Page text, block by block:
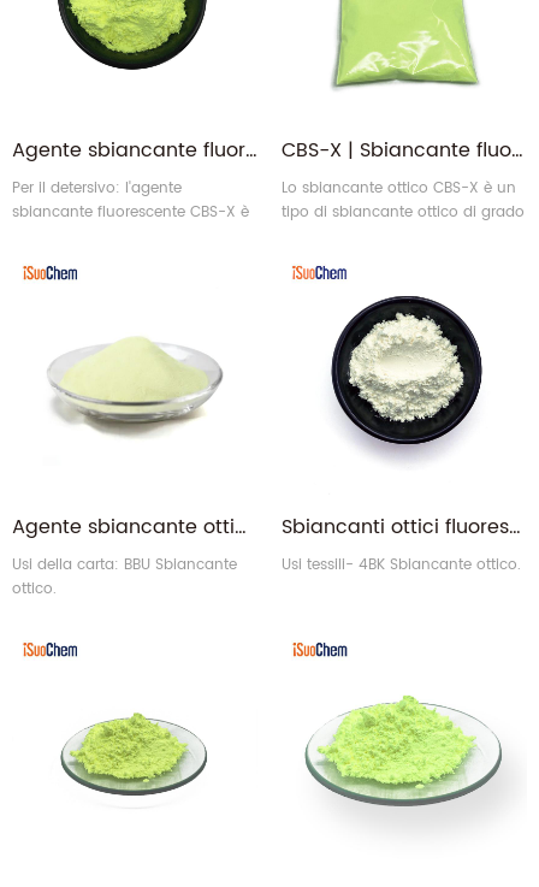
Agente sbiancante fluorescente Sbiancante ottico CBS-X (alternative a Tinopal CBS-X) per detersivo
Per il detersivo: l'agente
sbiancante fluorescente CBS-X è
grado detergente utilizzato nei
prodotti per il bucato.
CBS-X | Sbiancante fluorescente Sbiancante ottico Agente schiarente Sostituisce Tinopal CBS-X
Lo sbiancante ottico CBS-X è un
tipo di sbiancante ottico di grado
per il bucato.
Agente sbiancante ottico fluorescente Sbiancante ottico BBU per carta
Usi della carta: BBU Sbiancante
ottico.
Sbiancanti ottici fluorescenti Sbiancante ottico 4BK per tessuti
Usi tessili- 4BK Sbiancante ottico.